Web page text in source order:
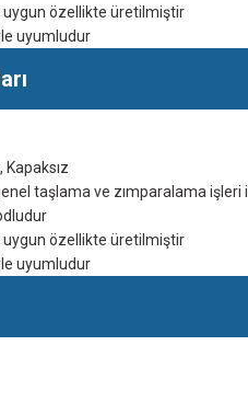
uygun özellikte üretilmiştir
uyumludur
taşlama ve zımparalama işleri
uygun özellikte üretilmiştir
uyumludur